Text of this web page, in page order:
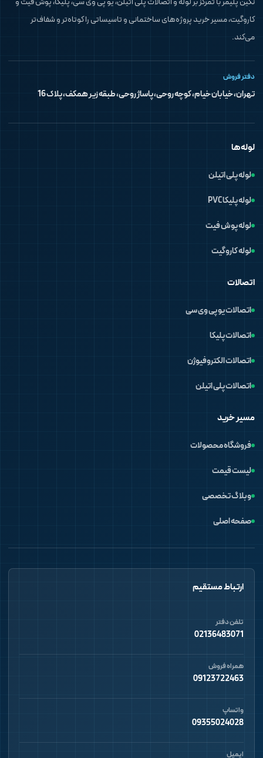
کاروگیت، مسیر خرید پروژه‌های ساختمانی و تاسیساتی را کوتاه‌تر و شفاف‌تر
می‌کند.
دفتر فروش
تهران، خیابان خیام، کوچه روحی، پاساژ روحی، طبقه زیر همکف، پلاک 16
لوله‌ها
لوله پلی اتیلن
لوله پلیکا PVC
لوله پوش فیت
لوله کاروگیت
اتصالات
اتصالات یو پی وی سی
اتصالات پلیکا
اتصالات الکتروفیوژن
اتصالات پلی اتیلن
مسیر خرید
فروشگاه محصولات
لیست قیمت
وبلاگ تخصصی
صفحه اصلی
ارتباط مستقیم
تلفن دفتر
02136483071
همراه فروش
09123722463
واتساپ
09355024028
ایمیل